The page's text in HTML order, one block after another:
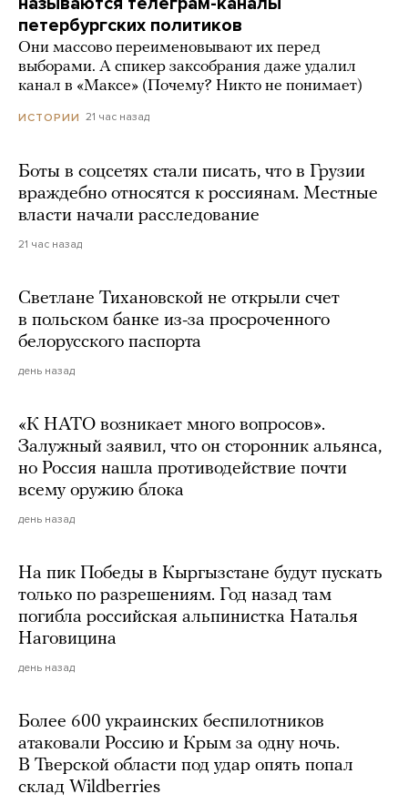
петербургских политиков
Они массово переименовывают их перед
выборами. А спикер заксобрания даже удалил
канал в «Максе» (Почему? Никто не понимает)
ИСТОРИИ 21 час назад
Боты в соцсетях стали писать, что в Грузии
враждебно относятся к россиянам. Местные
власти начали расследование
21 час назад
Светлане Тихановской не открыли счет
в польском банке из-за просроченного
белорусского паспорта
день назад
«К НАТО возникает много вопросов».
Залужный заявил, что он сторонник альянса,
но Россия нашла противодействие почти
всему оружию блока
день назад
На пик Победы в Кыргызстане будут пускать
только по разрешениям. Год назад там
погибла российская альпинистка Наталья
Наговицина
день назад
Более 600 украинских беспилотников
атаковали Россию и Крым за одну ночь.
В Тверской области под удар опять попал
склад Wildberries